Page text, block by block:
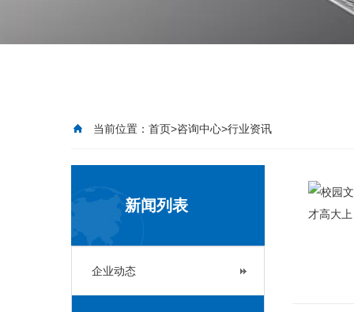
当前位置： 首页>咨询中心>行业资讯
新闻列表
企业动态